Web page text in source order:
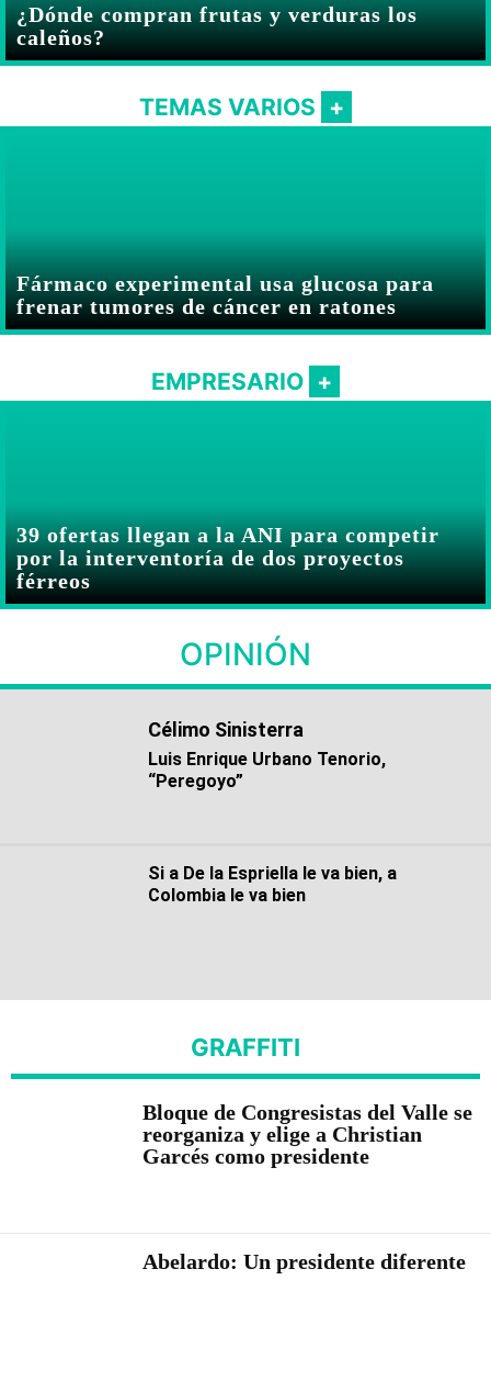
¿Dónde compran frutas y verduras los
caleños?
TEMAS VARIOS
Fármaco experimental usa glucosa para
frenar tumores de cáncer en ratones
EMPRESARIO
39 ofertas llegan a la ANI para competir
por la interventoría de dos proyectos
férreos
OPINIÓN
Célimo Sinisterra
Luis Enrique Urbano Tenorio,
“Peregoyo”
Si a De la Espriella le va bien, a
Colombia le va bien
GRAFFITI
Bloque de Congresistas del Valle se
reorganiza y elige a Christian
Garcés como presidente
Abelardo: Un presidente diferente